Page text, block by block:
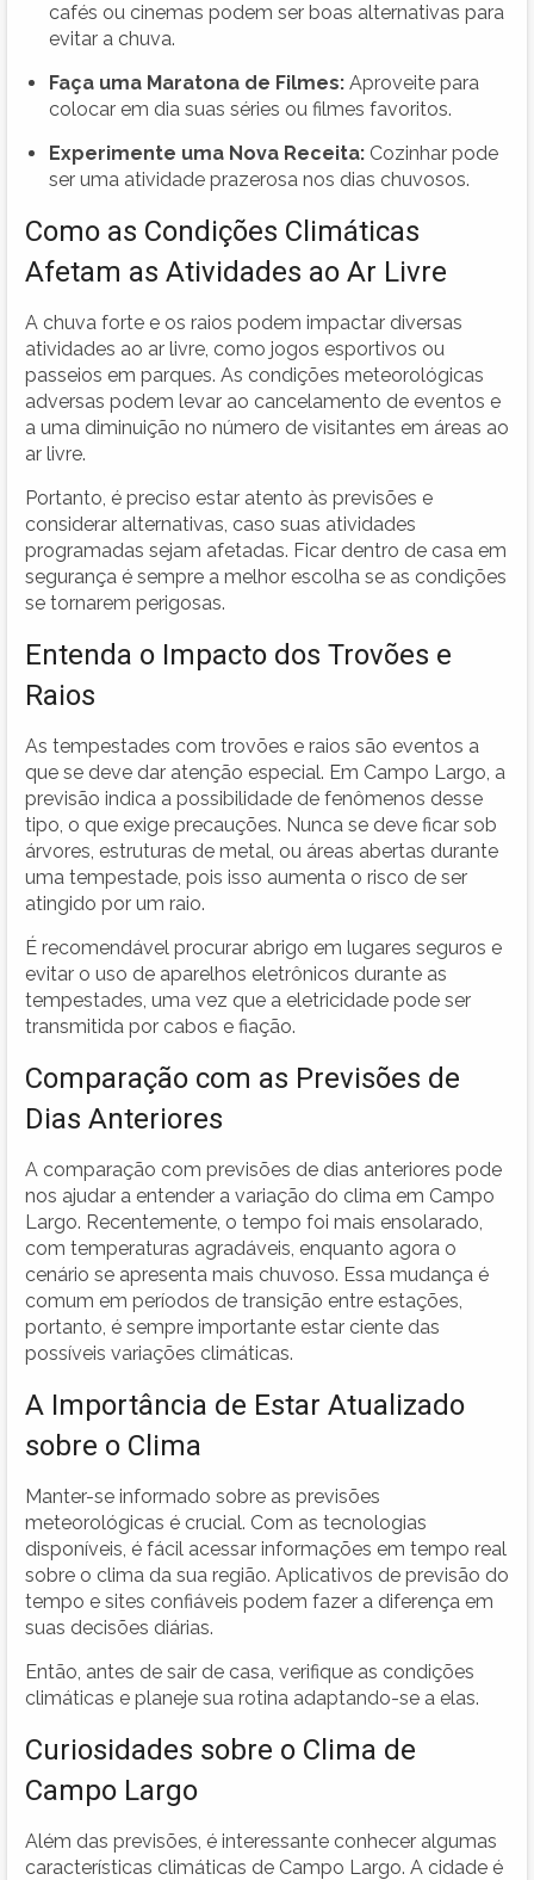
cafés ou cinemas podem ser boas alternativas para
evitar a chuva.
Faça uma Maratona de Filmes: Aproveite para
colocar em dia suas séries ou filmes favoritos.
Experimente uma Nova Receita: Cozinhar pode
ser uma atividade prazerosa nos dias chuvosos.
Como as Condições Climáticas
Afetam as Atividades ao Ar Livre
A chuva forte e os raios podem impactar diversas
atividades ao ar livre, como jogos esportivos ou
passeios em parques. As condições meteorológicas
adversas podem levar ao cancelamento de eventos e
a uma diminuição no número de visitantes em áreas ao
ar livre.
Portanto, é preciso estar atento às previsões e
considerar alternativas, caso suas atividades
programadas sejam afetadas. Ficar dentro de casa em
segurança é sempre a melhor escolha se as condições
se tornarem perigosas.
Entenda o Impacto dos Trovões e
Raios
As tempestades com trovões e raios são eventos a
que se deve dar atenção especial. Em Campo Largo, a
previsão indica a possibilidade de fenômenos desse
tipo, o que exige precauções. Nunca se deve ficar sob
árvores, estruturas de metal, ou áreas abertas durante
uma tempestade, pois isso aumenta o risco de ser
atingido por um raio.
É recomendável procurar abrigo em lugares seguros e
evitar o uso de aparelhos eletrônicos durante as
tempestades, uma vez que a eletricidade pode ser
transmitida por cabos e fiação.
Comparação com as Previsões de
Dias Anteriores
A comparação com previsões de dias anteriores pode
nos ajudar a entender a variação do clima em Campo
Largo. Recentemente, o tempo foi mais ensolarado,
com temperaturas agradáveis, enquanto agora o
cenário se apresenta mais chuvoso. Essa mudança é
comum em períodos de transição entre estações,
portanto, é sempre importante estar ciente das
possíveis variações climáticas.
A Importância de Estar Atualizado
sobre o Clima
Manter-se informado sobre as previsões
meteorológicas é crucial. Com as tecnologias
disponíveis, é fácil acessar informações em tempo real
sobre o clima da sua região. Aplicativos de previsão do
tempo e sites confiáveis podem fazer a diferença em
suas decisões diárias.
Então, antes de sair de casa, verifique as condições
climáticas e planeje sua rotina adaptando-se a elas.
Curiosidades sobre o Clima de
Campo Largo
Além das previsões, é interessante conhecer algumas
características climáticas de Campo Largo. A cidade é